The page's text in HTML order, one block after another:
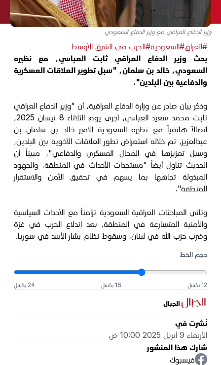
وزير الدفاع العراقي مع وزير الدفاع السعودي
#العراق#السعودية#الحرب في الشرق الأوسط
بحث وزير الدفاع العراقي ثابت العباسي، مع نظيره
السعودي، خالد بن سلمان، "سبل تطوير العلاقات العسكرية
والدفاعية بين البلدين".
وذكر بيان صادر عن وزارة الدفاع العراقية، أن "وزير الدفاع العراقي
ثابت محمد سعيد العباسي، أجرى يوم الثلاثاء 8 نيسان 2025،
اتصالاً هاتفياً مع نظيره السعودية الأمير خالد بن سلمان بن
عبدالعزيز، تم خلاله استعراض تطور العلاقات الأخوية بين البلدين،
وسبل تعزيزها في المجال العسكري والدفاعي"، مبيناً أن
الحديث تناول أيضاً "مستجدات الأحداث في المنطقة، والجهود
المبذولة تجاهها بما يسهم في تحقيق الأمن والاستقرار
للمنطقة".
وتأتي المباحثات العراقية السعودية تزامناً مع الأحداث السياسية
والأمنية المتسارعة في المنطقة، بعد اندلاع الحرب في غزة
وضرب حزب الله في لبنان، وسقوط نظام بشار الأسد في سوريا.
حجم الخط
12 بكسل 16 بكسل 24 بكسل
الجبال
نُشرت في
الأربعاء 9 أبريل 2025 10:00 ص
شارك هذا المنشور
فيسبوك